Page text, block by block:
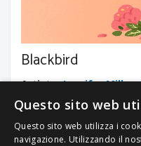
Blackbird
Artista:Jennifer Miller,
Compositore
John
Pop Rock Internazionale
Questo sito web
Questo sito web utilizza i
navigazione. Utilizzando il